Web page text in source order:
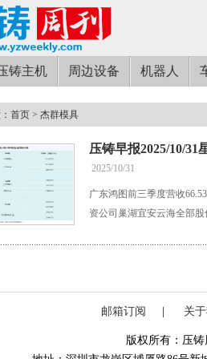
铸主机 周边设备 机器人
首页 > 杰群模具
压铸早报2025/10/31
2025/10/31
广东鸿图前三季度营收
资公司巢湖宜安云海全部
邮箱订阅 关
版权所有：压铸